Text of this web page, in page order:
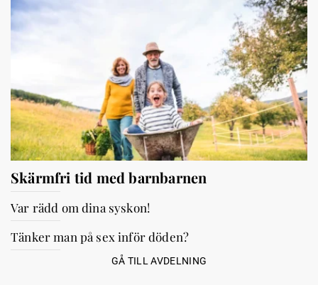
Skärmfri tid med barnbarnen
Var rädd om dina syskon!
Tänker man på sex inför döden?
GÅ TILL AVDELNING